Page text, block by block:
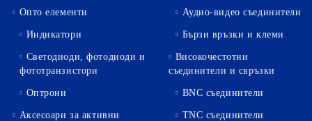
Опто елементи
Индикатори
Светодиоди, фотодиоди и
фототранзистори
Оптрони
Аксесоари за активни
Аудио-видео съединители
Бързи връзки и клеми
Високочестотни
съединители и свръзки
BNC съединители
TNC съединители